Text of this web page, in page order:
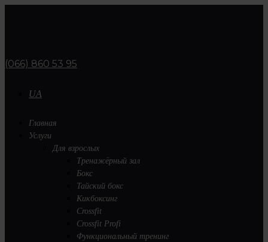
(066) 860 53 95
UA
Главная
Услуги
Для взрослых
Тренажёрный зал
Бокс
Тайский бокс
Кикбоксинг
Crossfit
Crossfit Profi
Функциональный тренинг